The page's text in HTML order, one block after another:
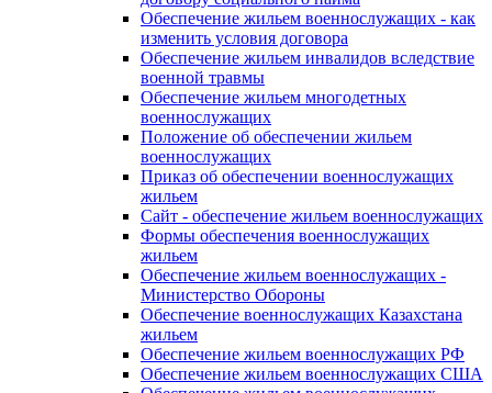
Обеспечение жильем военнослужащих - как
изменить условия договора
Обеспечение жильем инвалидов вследствие
военной травмы
Обеспечение жильем многодетных
военнослужащих
Положение об обеспечении жильем
военнослужащих
Приказ об обеспечении военнослужащих
жильем
Сайт - обеспечение жильем военнослужащих
Формы обеспечения военнослужащих
жильем
Обеспечение жильем военнослужащих -
Министерство Обороны
Обеспечение военнослужащих Казахстана
жильем
Обеспечение жильем военнослужащих РФ
Обеспечение жильем военнослужащих США